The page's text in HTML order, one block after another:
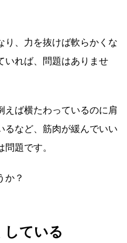
り、力を抜けば軟らかくな
いれば、問題はありませ
えば横たわっているのに肩
るなど、筋肉が緩んでいい
題です。
か？
ている